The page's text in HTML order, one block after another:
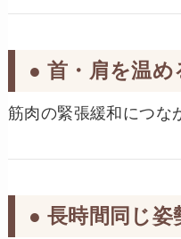
● 首・肩を温め
筋肉の緊張緩和につな
● 長時間同じ姿